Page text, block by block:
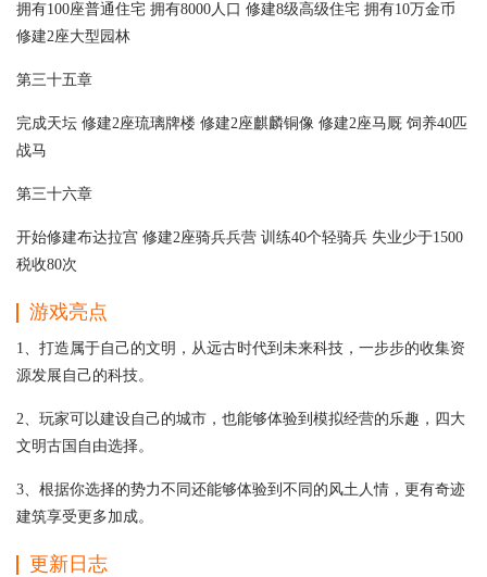
拥有100座普通住宅 拥有8000人口 修建8级高级住宅 拥有10万金币
修建2座大型园林
第三十五章
完成天坛 修建2座琉璃牌楼 修建2座麒麟铜像 修建2座马厩 饲养40匹
战马
第三十六章
开始修建布达拉宫 修建2座骑兵兵营 训练40个轻骑兵 失业少于1500
税收80次
游戏亮点
1、打造属于自己的文明，从远古时代到未来科技，一步步的收集资
源发展自己的科技。
2、玩家可以建设自己的城市，也能够体验到模拟经营的乐趣，四大
文明古国自由选择。
3、根据你选择的势力不同还能够体验到不同的风土人情，更有奇迹
建筑享受更多加成。
更新日志